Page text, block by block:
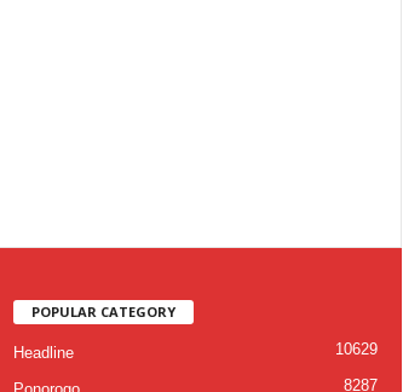
POPULAR CATEGORY
Headline 10629
8287